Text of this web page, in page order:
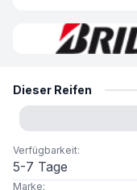
Dieser Reifen
Verfügbarkeit:
5-7 Tage
Marke: